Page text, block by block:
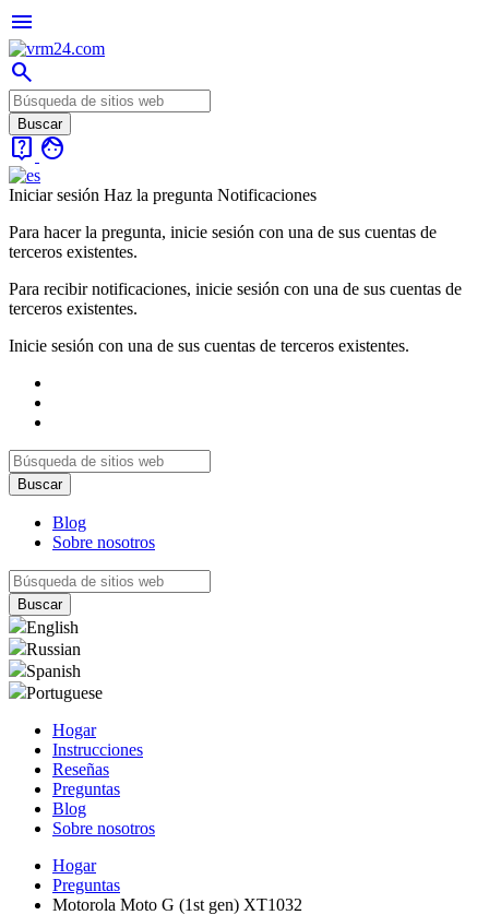
menu
search
live_help face
Iniciar sesión Haz la pregunta Notificaciones
Para hacer la pregunta, inicie sesión con una de sus cuentas de
terceros existentes.
Para recibir notificaciones, inicie sesión con una de sus cuentas de
terceros existentes.
Inicie sesión con una de sus cuentas de terceros existentes.
Blog
Sobre nosotros
English
Russian
Spanish
Portuguese
Hogar
Instrucciones
Reseñas
Preguntas
Blog
Sobre nosotros
Hogar
Preguntas
Motorola Moto G (1st gen) XT1032